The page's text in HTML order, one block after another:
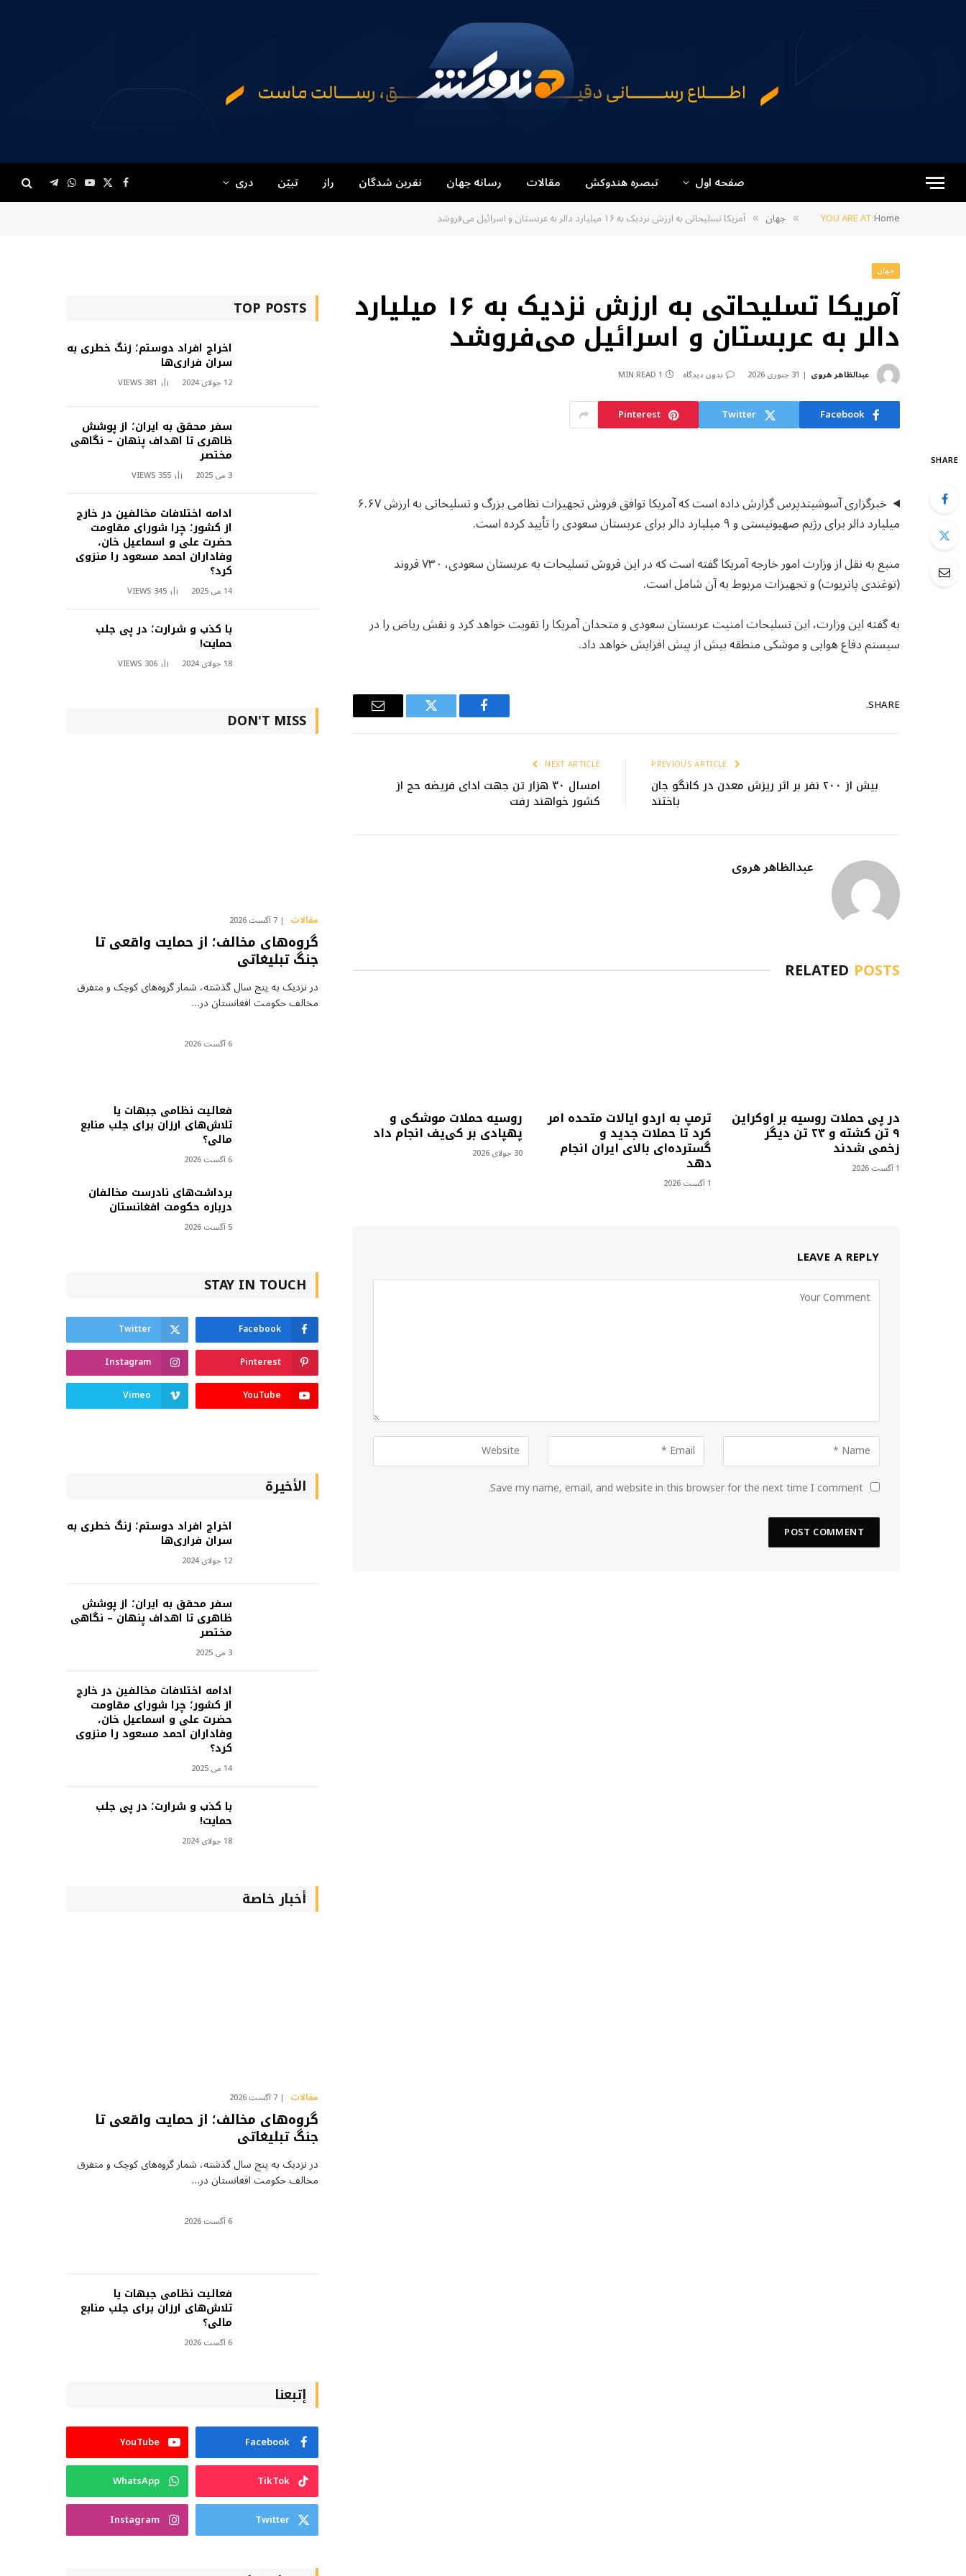
صفحه اول تبصره هندوکش مقالات رسانه جهان نفرین شدگان راز تبیّن دری Facebook
X
(Twitter)
YouTube
WhatsApp
Telegram
YOU ARE AT:Home
» جهان » آمریکا تسلیحاتی به ارزش نزدیک به ۱۶ میلیارد دالر به عربستان و اسرائیل می‌فروشد
جهان
آمریکا تسلیحاتی به ارزش نزدیک به ۱۶ میلیارد
دالر به عربستان و اسرائیل می‌فروشد
عبدالظاهر هروی 31 جنوری 2026 بدون دیدگاه 1 MIN READ
Facebook
Twitter
Pinterest
SHARE
خبرگزاری آسوشیتدپرس گزارش داده است که آمریکا توافق فروش تجهیزات نظامی بزرگ و تسلیحاتی به ارزش ۶.۶۷
میلیارد دالر برای رژیم صهیونیستی و ۹ میلیارد دالر برای عربستان سعودی را تأیید کرده است.
منبع به نقل از وزارت امور خارجه آمریکا گفته است که در این فروش تسلیحات به عربستان سعودی، ۷۳۰ فروند
(توغندی پاتریوت) و تجهیزات مربوط به آن شامل است.
به گفته این وزارت، این تسلیحات امنیت عربستان سعودی و متحدان آمریکا را تقویت خواهد کرد و نقش ریاض را در
سیستم دفاع هوایی و موشکی منطقه بیش از پیش افزایش خواهد داد.
SHARE.
Facebook
Twitter
Email
بیش از ۲۰۰ نفر بر اثر ریزش معدن در کانگو جان
باختند
NEXT ARTICLE
امسال ۳۰ هزار تن جهت ادای فریضه حج از
کشور خواهند رفت
عبدالظاهر هروی
RELATED POSTS
در پی حملات روسیه بر اوکراین
۹ تن کشته و ۲۳ تن دیگر
زخمی شدند
1 آگست 2026
ترمپ به اردو ایالات متحده امر
کرد تا حملات جدید و
گسترده‌ای بالای ایران انجام
دهد
1 آگست 2026
روسیه حملات موشکی و
پهپادی بر کی‌یف انجام داد
30 جولای 2026
LEAVE A REPLY
Save my name, email, and website in this browser for the next time I comment.
TOP POSTS
اخراج افراد دوستم؛ زنگ خطری به
سران فراری‌ها
12 جولای 2024 381
VIEWS
سفر محقق به ایران؛ از پوشش
ظاهری تا اهداف پنهان – نگاهی
مختصر
3 می 2025 355
VIEWS
ادامه اختلافات مخالفین در خارج
از کشور؛ چرا شورای مقاومت
حضرت علی و اسماعیل خان،
وفاداران احمد مسعود را منزوی
کرد؟
14 می 2025 345
VIEWS
با کذب و شرارت؛ در پی جلب
حمایت!
18 جولای 2024 306
VIEWS
DON'T MISS
مقالات 7 آگست 2026
گروه‌های مخالف؛ از حمایت واقعی تا
جنگ تبلیغاتی
در نزدیک به پنج سال گذشته، شمار گروه‌های کوچک و متفرق
مخالف حکومت افغانستان در…
6 آگست 2026
فعالیت نظامی جبهات یا
تلاش‌های ارزان برای جلب منابع
مالی؟
6 آگست 2026
برداشت‌های نادرست مخالفان
درباره حکومت افغانستان
5 آگست 2026
STAY IN TOUCH
Facebook
Twitter
Pinterest
Instagram
YouTube
Vimeo
الأخيرة
اخراج افراد دوستم؛ زنگ خطری به
سران فراری‌ها
12 جولای 2024
سفر محقق به ایران؛ از پوشش
ظاهری تا اهداف پنهان – نگاهی
مختصر
3 می 2025
ادامه اختلافات مخالفین در خارج
از کشور؛ چرا شورای مقاومت
حضرت علی و اسماعیل خان،
وفاداران احمد مسعود را منزوی
کرد؟
14 می 2025
با کذب و شرارت؛ در پی جلب
حمایت!
18 جولای 2024
أخبار خاصة
مقالات 7 آگست 2026
گروه‌های مخالف؛ از حمایت واقعی تا
جنگ تبلیغاتی
در نزدیک به پنج سال گذشته، شمار گروه‌های کوچک و متفرق
مخالف حکومت افغانستان در…
6 آگست 2026
فعالیت نظامی جبهات یا
تلاش‌های ارزان برای جلب منابع
مالی؟
6 آگست 2026
إتبعنا
Facebook
YouTube
TikTok
WhatsApp
Twitter
Instagram